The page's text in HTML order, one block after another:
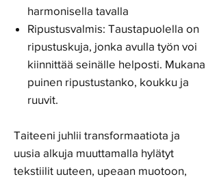
harmonisella tavalla
Ripustusvalmis: Taustapuolella on
ripustuskuja, jonka avulla työn voi
kiinnittää seinälle helposti. Mukana
puinen ripustustanko, koukku ja
ruuvit.
Taiteeni juhlii transformaatiota ja
uusia alkuja muuttamalla hylätyt
tekstiilit uuteen, upeaan muotoon,